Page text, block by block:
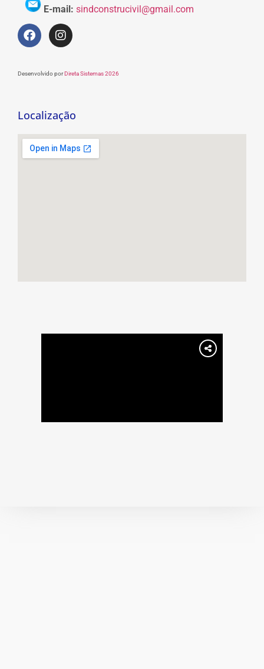
E-mail: sindconstrucivil@gmail.com
Desenvolvido porDireta Sistemas 2026
Localização